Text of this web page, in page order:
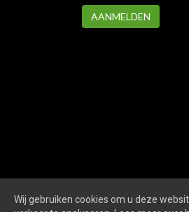
AANMELDEN
Wij gebruiken cookies om u deze